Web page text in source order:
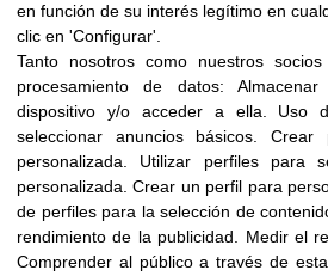
Categorías
Investigación
Somos Alma
en función de su interés legítimo en
clic en 'Configurar'.
Tanto nosotros como nuestros
procesamiento de datos:
dispositivo y/o acceder a ella
Uso
seleccionar anuncios básicos .Crear
personalizada
Utilizar perfiles para
personalizada .Crear un perfil para
de perfiles para la selección de
rendimiento de la publicidad
Medir el
Comprender al público a través de